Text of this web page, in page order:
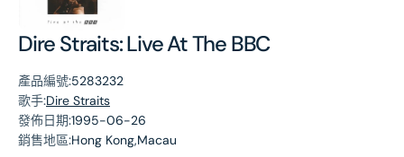
Dire Straits: Live At The BBC
產品編號:5283232
歌手:Dire Straits
發佈日期:1995-06-26
銷售地區:Hong Kong,Macau